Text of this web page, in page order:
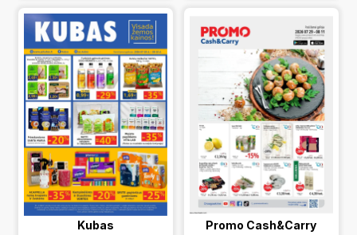
Kubas Promo Cash&Carry